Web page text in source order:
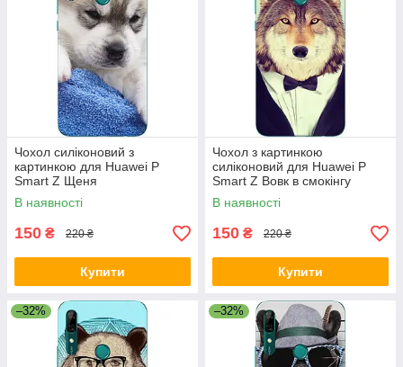
Чохол силіконовий з
картинкою для Huawei P
Smart Z Щеня
В наявності
150 ₴ 220 ₴
Купити
Чохол з картинкою
силіконовий для Huawei P
Smart Z Вовк в смокінгу
В наявності
150 ₴ 220 ₴
Купити
–32% –32%